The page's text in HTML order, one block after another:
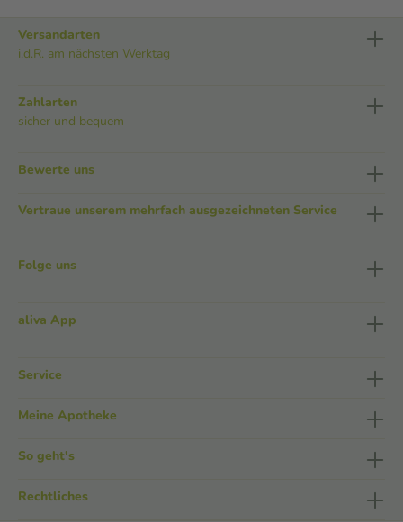
Versandarten
i.d.R. am nächsten Werktag
Zahlarten
sicher und bequem
Bewerte uns
Vertraue unserem mehrfach ausgezeichneten Service
Folge uns
aliva App
Service
Meine Apotheke
So geht's
Rechtliches